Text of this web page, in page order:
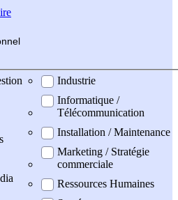
Industrie
Informatique /
Télécommunication
Installation / Maintenance
Marketing / Stratégie
commerciale
Ressources Humaines